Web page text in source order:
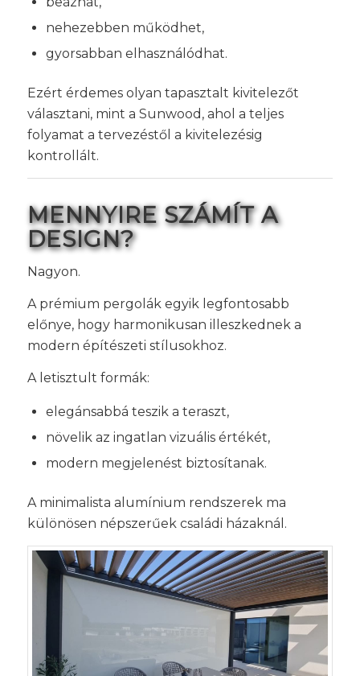
nehezebben működhet,
gyorsabban elhasználódhat.
Ezért érdemes olyan tapasztalt kivitelezőt
választani, mint a Sunwood, ahol a teljes
folyamat a tervezéstől a kivitelezésig
kontrollált.
MENNYIRE SZÁMÍT A
DESIGN?
Nagyon.
A prémium pergolák egyik legfontosabb
előnye, hogy harmonikusan illeszkednek a
modern építészeti stílusokhoz.
A letisztult formák:
elegánsabbá teszik a teraszt,
növelik az ingatlan vizuális értékét,
modern megjelenést biztosítanak.
A minimalista alumínium rendszerek ma
különösen népszerűek családi házaknál.